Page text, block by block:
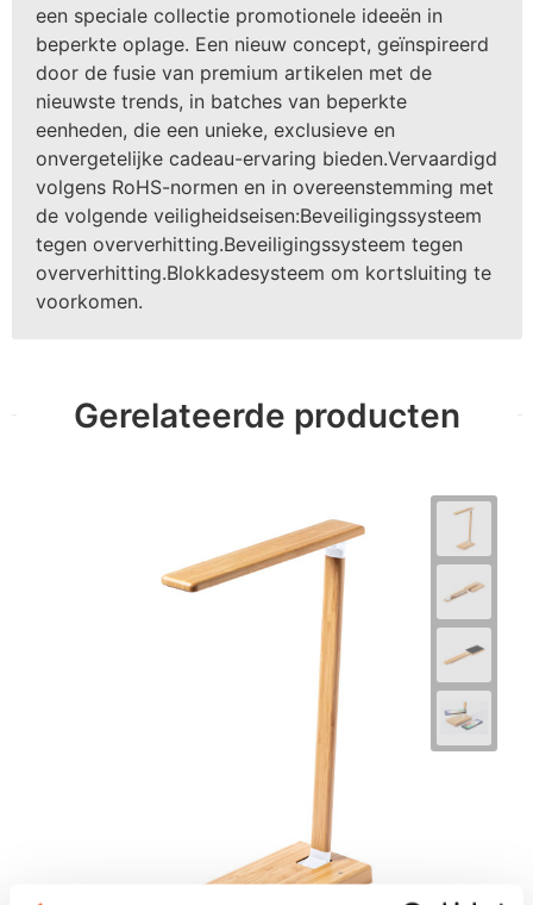
een speciale collectie promotionele ideeën in
beperkte oplage. Een nieuw concept, geïnspireerd
door de fusie van premium artikelen met de
nieuwste trends, in batches van beperkte
eenheden, die een unieke, exclusieve en
onvergetelijke cadeau-ervaring bieden.Vervaardigd
volgens RoHS-normen en in overeenstemming met
de volgende veiligheidseisen:Beveiligingssysteem
tegen oververhitting.Beveiligingssysteem tegen
oververhitting.Blokkadesysteem om kortsluiting te
voorkomen.
Gerelateerde producten